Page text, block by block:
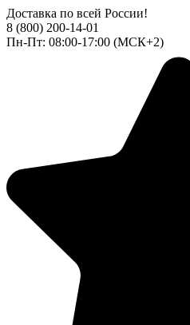
Доставка по всей России!
8 (800) 200-14-01
Пн-Пт: 08:00-17:00 (МСК+2)